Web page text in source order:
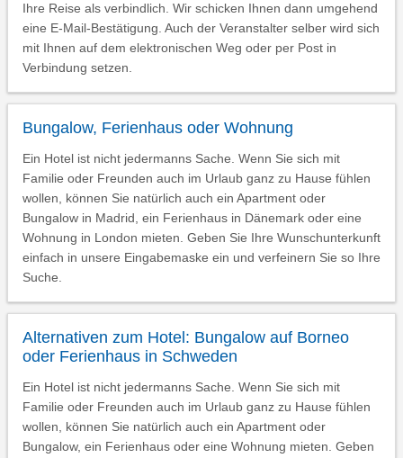
Ihre Reise als verbindlich. Wir schicken Ihnen dann umgehend
eine E-Mail-Bestätigung. Auch der Veranstalter selber wird sich
mit Ihnen auf dem elektronischen Weg oder per Post in
Verbindung setzen.
Bungalow, Ferienhaus oder Wohnung
Ein Hotel ist nicht jedermanns Sache. Wenn Sie sich mit
Familie oder Freunden auch im Urlaub ganz zu Hause fühlen
wollen, können Sie natürlich auch ein Apartment oder
Bungalow in Madrid, ein Ferienhaus in Dänemark oder eine
Wohnung in London mieten. Geben Sie Ihre Wunschunterkunft
einfach in unsere Eingabemaske ein und verfeinern Sie so Ihre
Suche.
Alternativen zum Hotel: Bungalow auf Borneo
oder Ferienhaus in Schweden
Ein Hotel ist nicht jedermanns Sache. Wenn Sie sich mit
Familie oder Freunden auch im Urlaub ganz zu Hause fühlen
wollen, können Sie natürlich auch ein Apartment oder
Bungalow, ein Ferienhaus oder eine Wohnung mieten. Geben